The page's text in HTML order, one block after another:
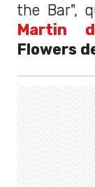
the Bar",
Martin
Flowers